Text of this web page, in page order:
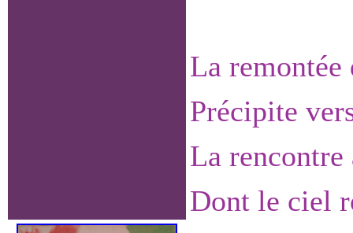
La remontée
Précipite
La rencontre
Dont le ciel